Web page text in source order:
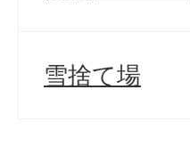
雪捨て場